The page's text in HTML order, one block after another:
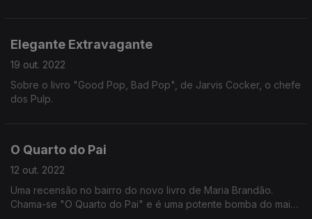
Elegante Extravagante
19 out. 2022
Sobre o livro "Good Pop, Bad Pop", de Jarvis Cocker, o chefe
dos Pulp.
O Quarto do Pai
12 out. 2022
Uma recensão no bairro do novo livro de Maria Brandão.
Chama-se "O Quarto do Pai" e é uma potente bomba do mais